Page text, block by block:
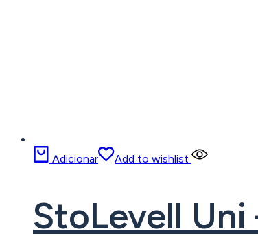
Adicionar Add to wishlist
StoLevell Uni